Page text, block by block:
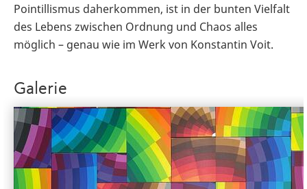
Pointillismus daherkommen, ist in der bunten Vielfalt
des Lebens zwischen Ordnung und Chaos alles
möglich – genau wie im Werk von Konstantin Voit.
Galerie